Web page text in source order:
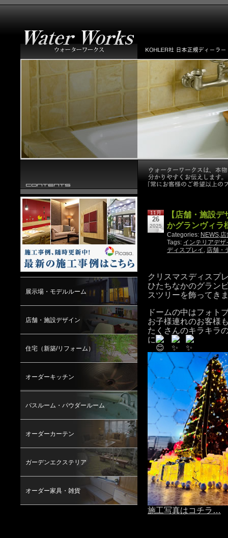
展示場・モデルルーム
店舗・施設デザイン
住宅（新築/リフォーム）
オーダーキッチン
バスルーム・パウダールーム
オーダーカーテン
ガーデンエクステリア
オーダー家具・雑貨
11月
26
2025
【店舗・施設
かグランヴィラ
Categories: NEWS
Tags: インテリアデザ
ディスプレイ
店舗・
クリスマスディスプ
ひたちなかのグラン
スツリーを飾ってき
ドームの中はフォト
お子様連れのお客様
たくさんのキラキラ
に
施工写真はコチラ…